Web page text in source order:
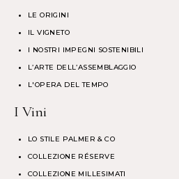
LE ORIGINI
IL VIGNETO
I NOSTRI IMPEGNI SOSTENIBILI
L’ARTE DELL’ASSEMBLAGGIO
L'OPERA DEL TEMPO
I Vini
LO STILE PALMER & CO
COLLEZIONE RÉSERVE
COLLEZIONE MILLESIMATI